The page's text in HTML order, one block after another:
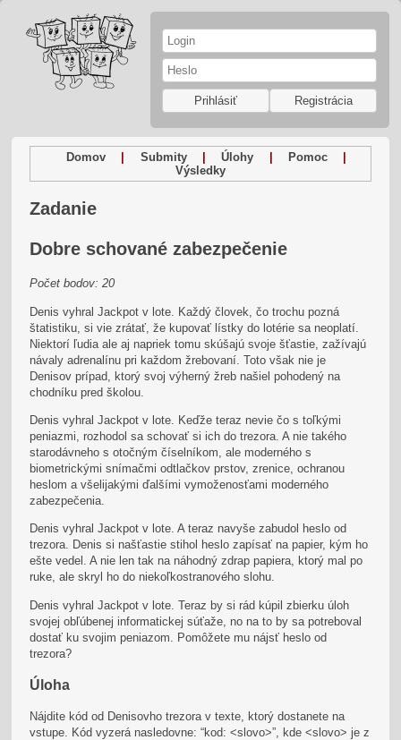
Prihlásiť Registrácia
Domov | Submity | Úlohy | Pomoc
|
Výsledky
Zadanie
Dobre schované zabezpečenie
Počet bodov: 20
Denis vyhral Jackpot v lote. Každý človek, čo trochu pozná
štatistiku, si vie zrátať, že kupovať lístky do lotérie sa neoplatí.
Niektorí ľudia ale aj napriek tomu skúšajú svoje šťastie, zažívajú
návaly adrenalínu pri každom žrebovaní. Toto však nie je
Denisov prípad, ktorý svoj výherný žreb našiel pohodený na
chodníku pred školou.
Denis vyhral Jackpot v lote. Keďže teraz nevie čo s toľkými
peniazmi, rozhodol sa schovať si ich do trezora. A nie takého
starodávneho s otočným číselníkom, ale moderného s
biometrickými snímačmi odtlačkov prstov, zrenice, ochranou
heslom a všelijakými ďalšími vymoženosťami moderného
zabezpečenia.
Denis vyhral Jackpot v lote. A teraz navyše zabudol heslo od
trezora. Denis si našťastie stihol heslo zapísať na papier, kým ho
ešte vedel. A nie len tak na náhodný zdrap papiera, ktorý mal po
ruke, ale skryl ho do niekoľkostranového slohu.
Denis vyhral Jackpot v lote. Teraz by si rád kúpil zbierku úloh
svojej obľúbenej informatickej súťaže, no na to by sa potreboval
dostať ku svojim peniazom. Pomôžete mu nájsť heslo od
trezora?
Úloha
Nájdite kód od Denisovho trezora v texte, ktorý dostanete na
vstupe.
Kód vyzerá nasledovne: “kod: <slovo>”, kde <slovo> je z